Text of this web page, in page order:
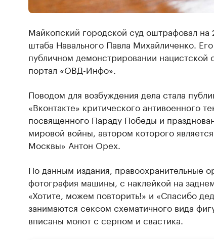
Майкопский городской суд оштрафовал на
штаба Навального Павла Михайличенко.
публичном демонстрировании нацистской
портал «ОВД-Инфо».
Поводом для возбуждения дела стала
«Вконтакте» критического антивоенного
посвященного Параду Победы и
мировой войны, автором которого
Москвы» Антон Орех.
По данным издания, правоохранительные
фотография машины, с наклейкой на
«Хотите, можем повторить!» и «Спасибо
занимаются сексом схематичного вида
вписаны молот с серпом и свастика.